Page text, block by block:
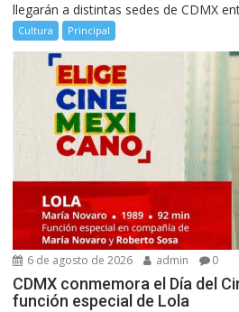
llegarán a distintas sedes de CDMX
Cultura Principal
6 de agosto de 2026 admin 0
CDMX conmemora el Día del
función especial de Lola